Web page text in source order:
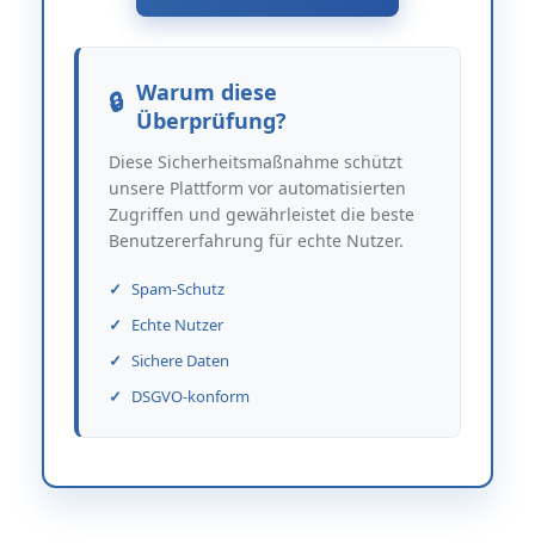
Warum diese
Überprüfung?
Diese Sicherheitsmaßnahme schützt
unsere Plattform vor automatisierten
Zugriffen und gewährleistet die beste
Benutzererfahrung für echte Nutzer.
Spam-Schutz
Echte Nutzer
Sichere Daten
DSGVO-konform